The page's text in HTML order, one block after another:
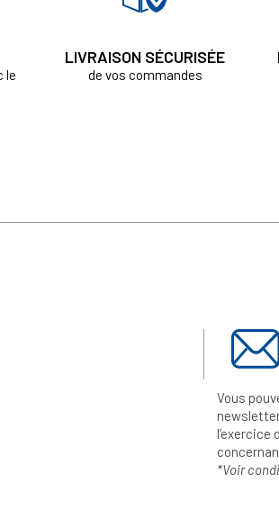
le
LIVRAISON SÉCURISÉE
de vos commandes
Vous
*Voir